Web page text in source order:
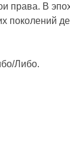
права. В
поколений
Либо.